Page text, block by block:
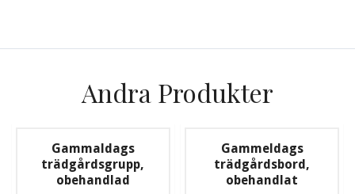
Andra Produkter
Gammaldags
trädgårdsgrupp,
obehandlad
Gammeldags
trädgårdsbord,
obehandlat